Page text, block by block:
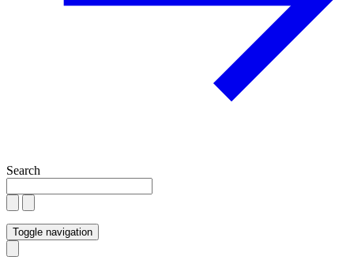
Search
Toggle navigation